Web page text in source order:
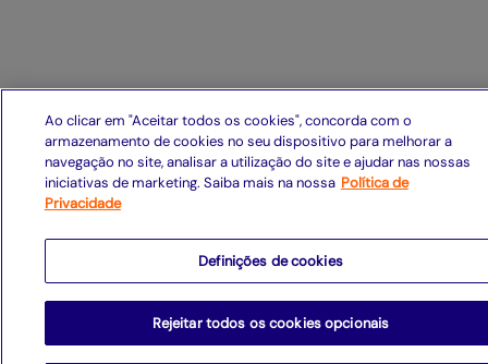
Ao clicar em "Aceitar todos os cookies", concorda com o
armazenamento de cookies no seu dispositivo para melhorar a
navegação no site, analisar a utilização do site e ajudar nas nossas
iniciativas de marketing. Saiba mais na nossa Política de
Privacidade
Definições de cookies
Rejeitar todos os cookies opcionais